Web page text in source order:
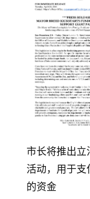
市长将推出立
活动，用于
的资金